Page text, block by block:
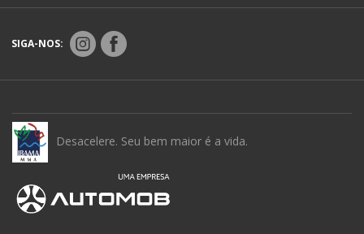
SIGA-NOS:
Desacelere. Seu bem maior é a vida.